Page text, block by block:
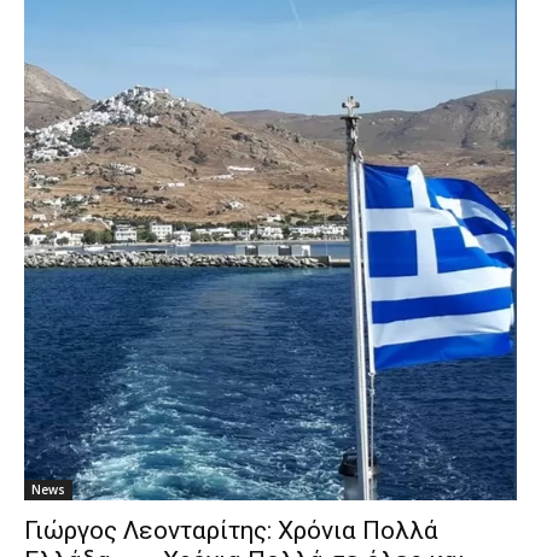
News
Γιώργος Λεονταρίτης: Χρόνια Πολλά